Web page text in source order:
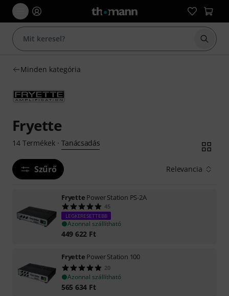
Minden kategória
Fryette
14 Termékek· Tanácsadás
Szűrő Relevancia
Fryette Power Station PS-2A
45
LEGKERESETTEBB
Azonnal szállítható
449 622 Ft
Fryette Power Station 100
20
Azonnal szállítható
565 634 Ft